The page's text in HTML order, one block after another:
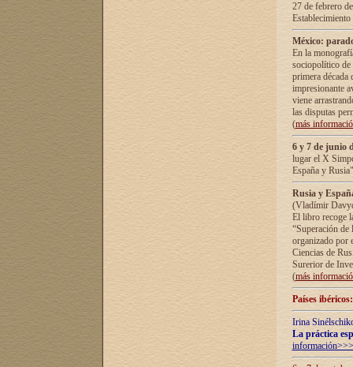
27 de febrero
México:
En la
sociopolítico de
primera década
impresionante
viene
las disputas
(más
6 y 7 de junio
lugar el X
España y
Rusia y
(Vladímir
El libro recoge
“Superación
organizado por
Ciencias de
Surerior de
(más
Países
Irina
La práctica
información>>>